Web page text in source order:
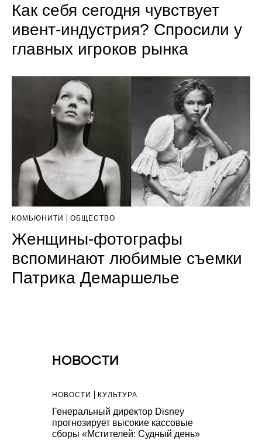
Как себя сегодня чувствует
ивент-индустрия? Спросили у
главных игроков рынка
КОМЬЮНИТИ ОБЩЕСТВО
Женщины-фотографы
вспоминают любимые съемки
Патрика Демаршелье
НОВОСТИ
НОВОСТИ КУЛЬТУРА
Генеральный директор Disney
прогнозирует высокие кассовые
сборы «Мстителей: Судный день»